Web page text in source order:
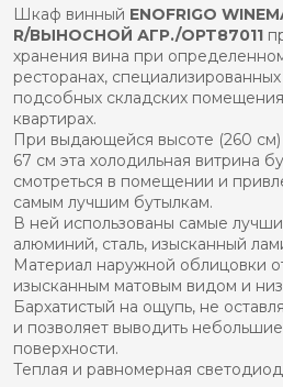
полки
r/
выносной
агр./opt87011
Шкаф винный ENOFRIGO
R/ВЫНОСНОЙ АГР./OPT87011
хранения вина при
ресторанах, специализированных
подсобных складских
квартирах.
При выдающейся высоте (260
67 см эта холодильная витрина
смотреться в помещении и
самым лучшим бутылкам.
В ней использованы самые
алюминий, сталь, изысканный
Материал наружной облицовки
изысканным матовым видом и
Бархатистый на ощупь, не
и позволяет выводить
поверхности.
Теплая и равномерная